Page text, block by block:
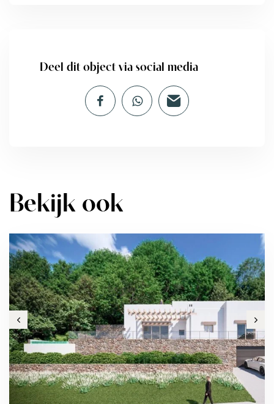
Deel dit object via social media
Bekijk ook